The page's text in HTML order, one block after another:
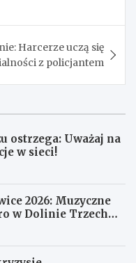
Harcerze uczą się
z policjantem
ostrzega: Uważaj na
w sieci!
2026: Muzyczne
w Dolinie Trzech